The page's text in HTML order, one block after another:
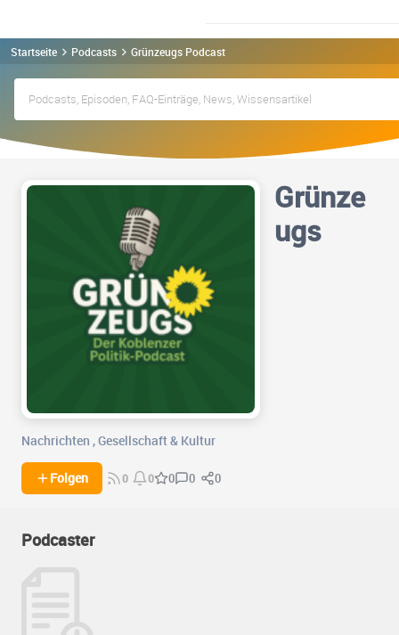
Startseite Podcasts Grünzeugs Podcast
Grünze
ugs
Nachrichten ,Gesellschaft & Kultur
Folgen 0 0 0 0 0
Podcaster